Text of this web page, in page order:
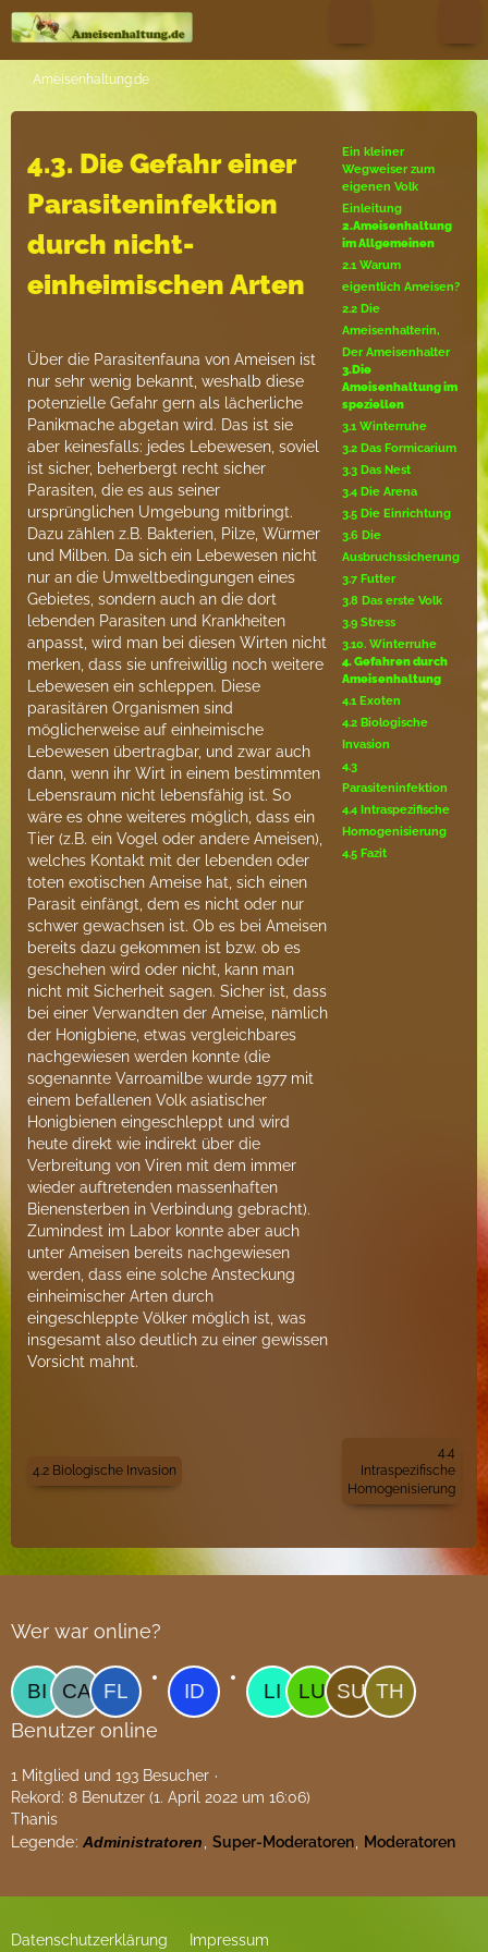
Ameisenhaltung.de
4.3. Die Gefahr einer
Parasiteninfektion
durch nicht-
einheimischen Arten
Über die Parasitenfauna von Ameisen ist
nur sehr wenig bekannt, weshalb diese
potenzielle Gefahr gern als lächerliche
Panikmache abgetan wird. Das ist sie
aber keinesfalls: jedes Lebewesen, soviel
ist sicher, beherbergt recht sicher
Parasiten, die es aus seiner
ursprünglichen Umgebung mitbringt.
Dazu zählen z.B. Bakterien, Pilze, Würmer
und Milben. Da sich ein Lebewesen nicht
nur an die Umweltbedingungen eines
Gebietes, sondern auch an die dort
lebenden Parasiten und Krankheiten
anpasst, wird man bei diesen Wirten nicht
merken, dass sie unfreiwillig noch weitere
Lebewesen ein schleppen. Diese
parasitären Organismen sind
möglicherweise auf einheimische
Lebewesen übertragbar, und zwar auch
dann, wenn ihr Wirt in einem bestimmten
Lebensraum nicht lebensfähig ist. So
wäre es ohne weiteres möglich, dass ein
Tier (z.B. ein Vogel oder andere Ameisen),
welches Kontakt mit der lebenden oder
toten exotischen Ameise hat, sich einen
Parasit einfängt, dem es nicht oder nur
schwer gewachsen ist. Ob es bei Ameisen
bereits dazu gekommen ist bzw. ob es
geschehen wird oder nicht, kann man
nicht mit Sicherheit sagen. Sicher ist, dass
bei einer Verwandten der Ameise, nämlich
der Honigbiene, etwas vergleichbares
nachgewiesen werden konnte (die
sogenannte Varroamilbe wurde 1977 mit
einem befallenen Volk asiatischer
Honigbienen eingeschleppt und wird
heute direkt wie indirekt über die
Verbreitung von Viren mit dem immer
wieder auftretenden massenhaften
Bienensterben in Verbindung gebracht).
Zumindest im Labor konnte aber auch
unter Ameisen bereits nachgewiesen
werden, dass eine solche Ansteckung
einheimischer Arten durch
eingeschleppte Völker möglich ist, was
insgesamt also deutlich zu einer gewissen
Vorsicht mahnt.
Ein kleiner
Wegweiser zum
eigenen Volk
Einleitung
2.Ameisenhaltung
im Allgemeinen
2.1 Warum
eigentlich Ameisen?
2.2 Die
Ameisenhalterin,
Der Ameisenhalter
3.Die
Ameisenhaltung im
speziellen
3.1 Winterruhe
3.2 Das Formicarium
3.3 Das Nest
3.4 Die Arena
3.5 Die Einrichtung
3.6 Die
Ausbruchssicherung
3.7 Futter
3.8 Das erste Volk
3.9 Stress
3.10. Winterruhe
4. Gefahren durch
Ameisenhaltung
4.1 Exoten
4.2 Biologische
Invasion
4.3
Parasiteninfektion
4.4 Intraspezifische
Homogenisierung
4.5 Fazit
4.2 Biologische Invasion
4.4
Intraspezifische
Homogenisierung
Wer war online?
Benutzer online
1 Mitglied und 193 Besucher
Rekord: 8 Benutzer (1. April 2022 um 16:06)
Thanis
Legende Administratoren Super-Moderatoren Moderatoren
Datenschutzerklärung Impressum